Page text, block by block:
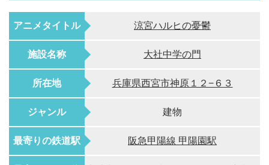
アニメタイトル 涼宮ハルヒの憂鬱
施設名称 大社中学の門
所在地 兵庫県西宮市神原１２−６３
ジャンル 建物
最寄りの鉄道駅 阪急甲陽線 甲陽園駅